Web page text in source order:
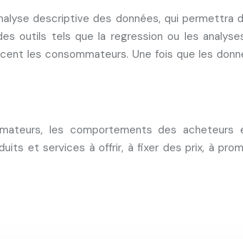
descriptive des données, qui permettra
outils tels que la regression ou les
les consommateurs. Une fois que les
les comportements des
et services à offrir, à fixer des prix, à